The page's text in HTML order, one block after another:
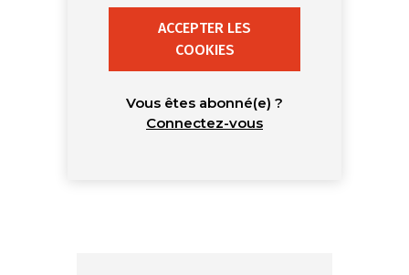
ACCEPTER LES
COOKIES
Vous êtes abonné(e) ?
Connectez-vous